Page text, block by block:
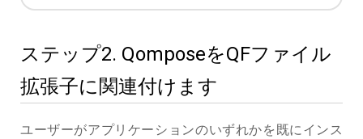
ステップ2. QomposeをQFファイル
拡張子に関連付けます
ユーザーがアプリケーションのいずれかを既にインス